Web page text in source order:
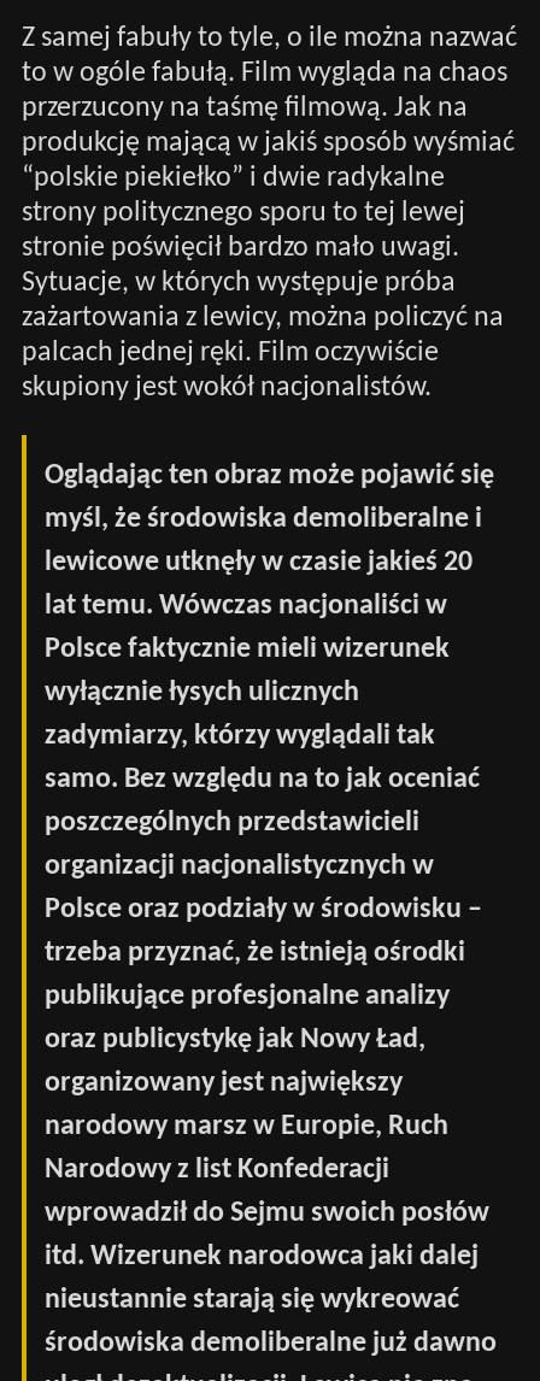
Z samej fabuły to tyle, o ile można nazwać
to w ogóle fabułą. Film wygląda na chaos
przerzucony na taśmę filmową. Jak na
produkcję mającą w jakiś sposób wyśmiać
“polskie piekiełko” i dwie radykalne
strony politycznego sporu to tej lewej
stronie poświęcił bardzo mało uwagi.
Sytuacje, w których występuje próba
zażartowania z lewicy, można policzyć na
palcach jednej ręki. Film oczywiście
skupiony jest wokół nacjonalistów.
Oglądając ten obraz może pojawić się
myśl, że środowiska demoliberalne i
lewicowe utknęły w czasie jakieś 20
lat temu. Wówczas nacjonaliści w
Polsce faktycznie mieli wizerunek
wyłącznie łysych ulicznych
zadymiarzy, którzy wyglądali tak
samo. Bez względu na to jak oceniać
poszczególnych przedstawicieli
organizacji nacjonalistycznych w
Polsce oraz podziały w środowisku –
trzeba przyznać, że istnieją ośrodki
publikujące profesjonalne analizy
oraz publicystykę jak Nowy Ład,
organizowany jest największy
narodowy marsz w Europie, Ruch
Narodowy z list Konfederacji
wprowadził do Sejmu swoich posłów
itd. Wizerunek narodowca jaki dalej
nieustannie starają się wykreować
środowiska demoliberalne już dawno